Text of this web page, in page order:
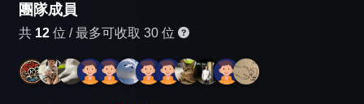
團隊成員
共 12 位 /最多可收取 30 位